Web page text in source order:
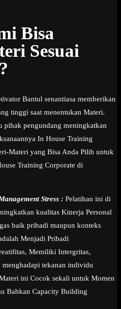
Bisa
Sesuai
Bantul senantiasa memberikan
tinggi saat menentukan Materi.
pihak pengundang meningkatkan
In House Training
Materi yang Bisa Anda Pilih untuk
Training Corporate di
Stress : Pelatihan ini di
kualitas Kinerja Personal
baik pribadi maupun konteks
Menjadi Pribadi
Memiliki Intergritas,
menghadapi tekanan individu
ini Cocok sekali untuk Momen
Bahkan Capacity Building